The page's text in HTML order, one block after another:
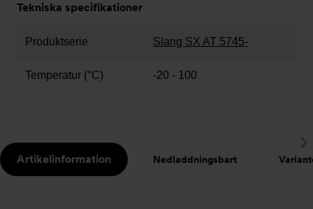
Tekniska specifikationer
Produktserie Slang SX AT 5745-
Temperatur (°C) -20 - 100
Artikelinformation Nedladdningsbart